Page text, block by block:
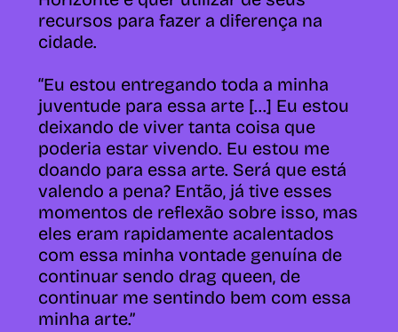
recursos para fazer a diferença na
cidade.
“Eu estou entregando toda a minha
juventude para essa arte [...] Eu estou
deixando de viver tanta coisa que
poderia estar vivendo. Eu estou me
doando para essa arte. Será que está
valendo a pena?Então, já tive esses
momentos de reflexão sobre isso, mas
eles eram rapidamente acalentados
com essa minha vontade genuína de
continuar sendo drag queen, de
continuar me sentindo bem com essa
minha arte.”